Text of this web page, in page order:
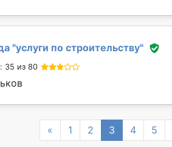
"услуги по строительству"
35 из 80
« Previous
1 2 3 4 5